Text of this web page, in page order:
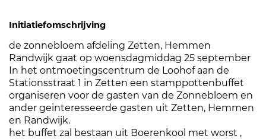
Initiatiefomschrijving
de zonnebloem afdeling Zetten, Hemmen
Randwijk gaat op woensdagmiddag 25 september
In het ontmoetingscentrum de Loohof aan de
Stationsstraat 1 in Zetten een stamppottenbuffet
organiseren voor de gasten van de Zonnebloem en
ander geinteresseerde gasten uit Zetten, Hemmen
en Randwijk.
het buffet zal bestaan uit Boerenkool met worst ,